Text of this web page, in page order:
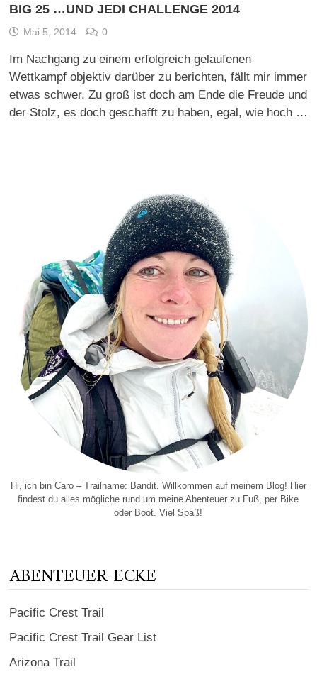
BIG 25 …UND JEDI CHALLENGE 2014
Mai 5, 2014 0
Im Nachgang zu einem erfolgreich gelaufenen
Wettkampf objektiv darüber zu berichten, fällt mir immer
etwas schwer. Zu groß ist doch am Ende die Freude und
der Stolz, es doch geschafft zu haben, egal, wie hoch …
Hi, ich bin Caro – Trailname: Bandit. Willkommen auf meinem Blog! Hier
findest du alles mögliche rund um meine Abenteuer zu Fuß, per Bike
oder Boot. Viel Spaß!
ABENTEUER-ECKE
Pacific Crest Trail
Pacific Crest Trail Gear List
Arizona Trail